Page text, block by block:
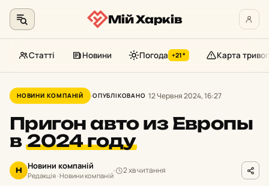
до
контенту
Мій Харків
Статті Новини Погода +21° Карта тривог
НОВИНИ КОМПАНІЙ ОПУБЛІКОВАНО 12 Червня 2024, 16:27
Пригон авто из Европы
в 2024 году
Н Новини компаній
Редакція · Новини компаній
2 хв читання